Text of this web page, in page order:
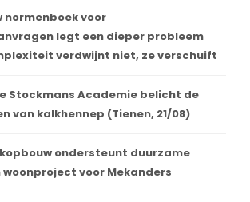
normenboek voor
legt een dieper probleem
verdwijnt niet, ze verschuift
Stockmans Academie belicht de
van kalkhennep (Tienen, 21/08)
ondersteunt duurzame
voor Mekanders